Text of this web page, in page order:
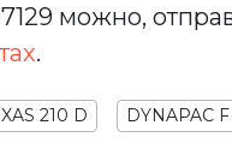
можно,
.
210 D DYNAPAC F